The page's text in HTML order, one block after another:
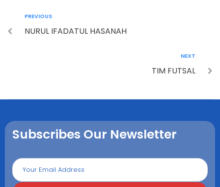
PREVIOUS
NURUL IFADATUL HASANAH
NEXT
TIM FUTSAL
Subscribes Our Newsletter